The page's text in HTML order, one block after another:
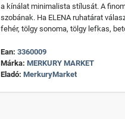
a kínálat minimalista stílusát. A
szobának. Ha ELENA ruhatárat
fehér, tölgy sonoma, tölgy lefkas,
Ean: 3360009
Márka: MERKURY MARKET
Eladó: MerkuryMarket